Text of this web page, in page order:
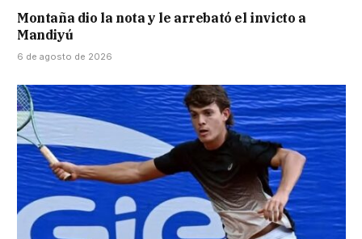
Montaña dio la nota y le arrebató el invicto a
Mandiyú
6 de agosto de 2026